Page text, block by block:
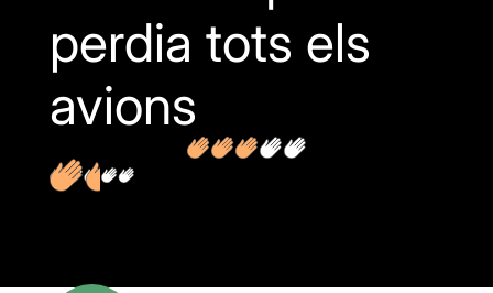
perdia tots els
avions